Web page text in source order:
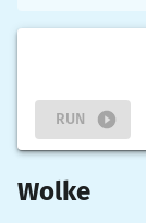
RUN
Wolke